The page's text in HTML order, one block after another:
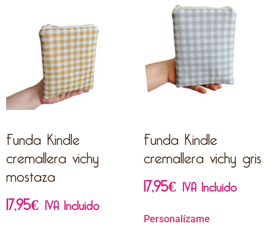
Funda Kindle
cremallera vichy
mostaza
17,95€ IVA Incluido
Funda Kindle
cremallera vichy gris
17,95€ IVA Incluido
Personalízame